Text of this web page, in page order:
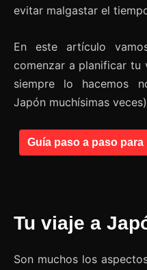
evitar malgastar el
En este artículo
comenzar a planificar tu
siempre lo hacemos
Japón muchísimas
Guía paso a paso
Tu viaje a
Son muchos los